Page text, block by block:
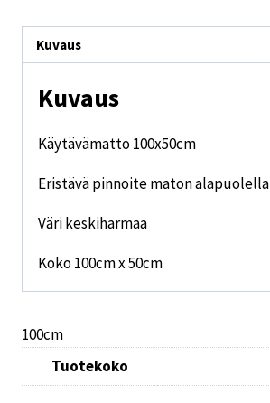
Kuvaus
Kuvaus
Käytävämatto 100x50cm
Eristävä pinnoite maton alapuolella
Väri keskiharmaa
Koko 100cm x 50cm
100cm
Tuotekoko